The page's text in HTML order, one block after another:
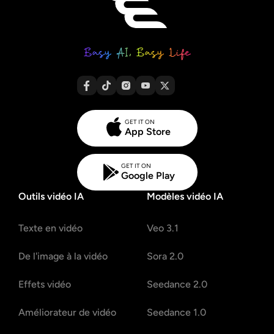
GET IT ON
App Store
GET IT ON
Google Play
Outils vidéo IA
Texte en vidéo
De l'image à la vidéo
Effets vidéo
Améliorateur de vidéo
Modèles vidéo IA
Veo 3.1
Sora 2.0
Seedance 2.0
Seedance 1.0